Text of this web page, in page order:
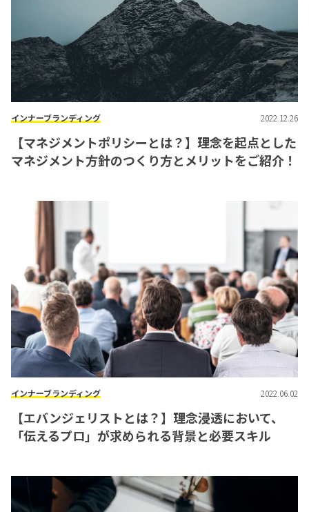
インナーブランディング 2022.12.26
【マネジメントポリシーとは？】理念を起点とした
マネジメント方針のつくり方とメリットをご紹介！
インナーブランディング 2022.06.02
【エバンジェリストとは？】理念浸透において、
「伝えるプロ」が求められる背景と必要スキル